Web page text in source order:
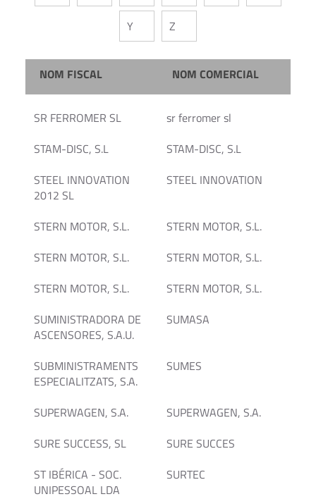
Y Z
NOM FISCAL NOM COMERCIAL
SR FERROMER SL
sr ferromer sl
STAM-DISC, S.L
STAM-DISC, S.L
STEEL INNOVATION
2012 SL
STEEL INNOVATION
STERN MOTOR, S.L.
STERN MOTOR, S.L.
STERN MOTOR, S.L.
STERN MOTOR, S.L.
STERN MOTOR, S.L.
STERN MOTOR, S.L.
SUMINISTRADORA DE
ASCENSORES, S.A.U.
SUMASA
SUBMINISTRAMENTS
ESPECIALITZATS, S.A.
SUMES
SUPERWAGEN, S.A.
SUPERWAGEN, S.A.
SURE SUCCESS, SL
SURE SUCCES
ST IBÉRICA - SOC.
UNIPESSOAL LDA
SURTEC